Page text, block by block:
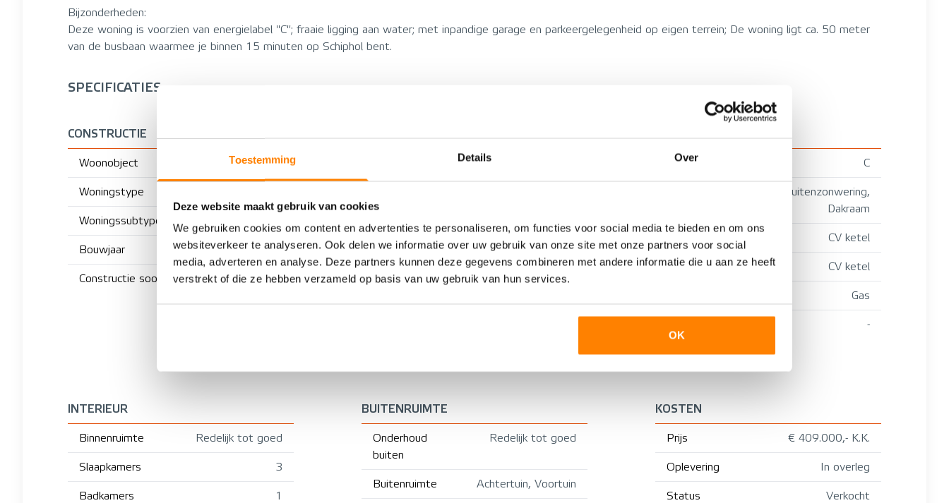
Toestemming Details Over
Deze website maakt gebruik van cookies
We gebruiken cookies om content en advertenties te personaliseren, om functies voor social media te bieden en om ons
websiteverkeer te analyseren. Ook delen we informatie over uw gebruik van onze site met onze partners voor social
media, adverteren en analyse. Deze partners kunnen deze gegevens combineren met andere informatie die u aan ze heeft
verstrekt of die ze hebben verzameld op basis van uw gebruik van hun services.
OK
Bijzonderheden:
Deze woning is voorzien van energielabel ''C''; fraaie ligging aan water; met inpandige garage en parkeergelegenheid op eigen terrein; De woning ligt ca. 50 meter
van de busbaan waarmee je binnen 15 minuten op Schiphol bent.
SPECIFICATIES
CONSTRUCTIE
Woonobject
Woningstype
Woningssubtype Tussenwoning
Bouwjaar 1972
Constructie soort Bestaande bouw
C
tv kabel, Buitenzonwering,
Dakraam
Verwarming CV ketel
Warm water CV ketel
Gas
-
INTERIEUR
Binnenruimte Redelijk tot goed
Slaapkamers 3
Badkamers 1
BUITENRUIMTE
Onderhoud
buiten
Redelijk tot goed
Buitenruimte Achtertuin, Voortuin
KOSTEN
Prijs € 409.000,- K.K.
Oplevering In overleg
Status Verkocht